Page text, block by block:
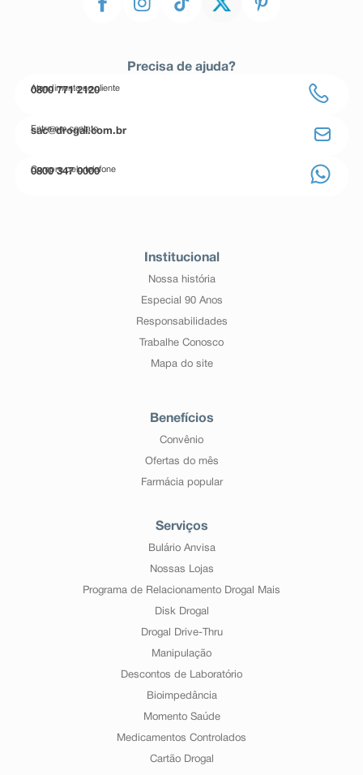
Precisa de ajuda?
Atendimento ao cliente
0800 771 2120
Entre em contato
sac@drogal.com.br
Compre pelo telefone
0800 347 0000
Institucional
Nossa história
Especial 90 Anos
Responsabilidades
Trabalhe Conosco
Mapa do site
Benefícios
Convênio
Ofertas do mês
Farmácia popular
Serviços
Bulário Anvisa
Nossas Lojas
Programa de Relacionamento Drogal Mais
Disk Drogal
Drogal Drive-Thru
Manipulação
Descontos de Laboratório
Bioimpedância
Momento Saúde
Medicamentos Controlados
Cartão Drogal